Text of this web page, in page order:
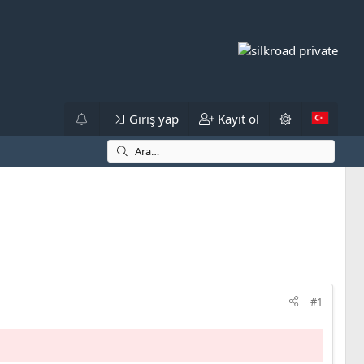
Giriş yap Kayıt ol
#1